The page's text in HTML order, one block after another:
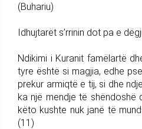
(Buhariu)
Idhujtarët s’rrinin dot pa e
Ndikimi i Kuranit famëlartë
tyre është si magjia, edhe
prekur armiqtë e tij, si dhe
ka një mendje të shëndoshë
këto kushte nuk janë të
(11)